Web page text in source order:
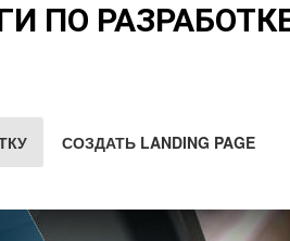
ПО
СОЗДАТЬ LANDING PAGE